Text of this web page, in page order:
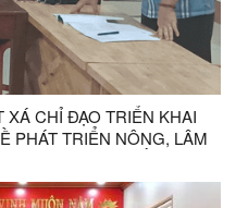
XÁ CHỈ ĐẠO TRIỂN KHAI
PHÁT TRIỂN NÔNG, LÂM
SẢN PHẨM